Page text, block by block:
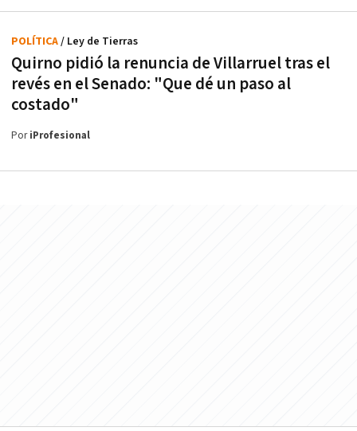
Quirno pidió la renuncia de Villarruel tras el
revés en el Senado: "Que dé un paso al
costado"
POLÍTICA/ Ley de Tierras
PoriProfesional